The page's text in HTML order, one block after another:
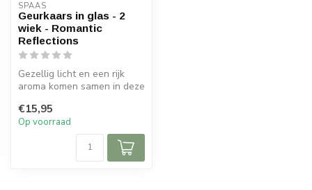
SPAAS
Geurkaars in glas - 2
wiek - Romantic
Reflections
Gezellig licht en een rijk
aroma komen samen in deze
€15,95
Op voorraad